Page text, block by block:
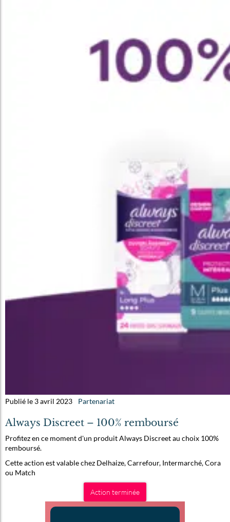
Publié le 3 avril 2023 Partenariat
Always Discreet – 100% remboursé
Profitez en ce moment d'un produit Always Discreet au choix 100%
remboursé.
Cette action est valable chez Delhaize, Carrefour, Intermarché, Cora
ou Match
Action terminée